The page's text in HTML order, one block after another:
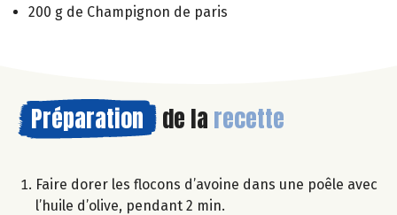
200 g de Champignon de paris
Préparation de la recette
Faire dorer les flocons d’avoine dans une poêle avec
l’huile d’olive, pendant 2 min.